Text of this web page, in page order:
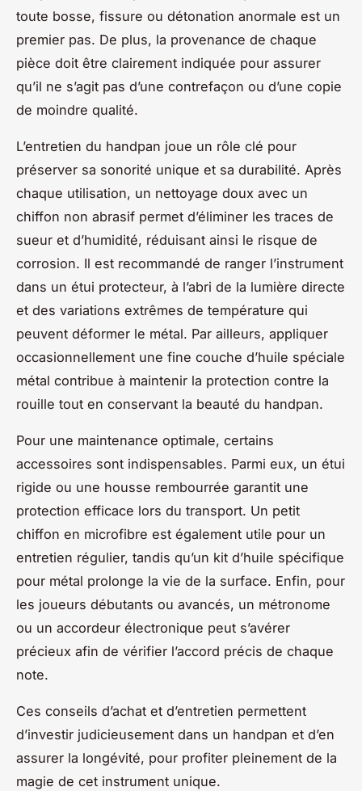
toute bosse, fissure ou détonation anormale est un
premier pas. De plus, la provenance de chaque
pièce doit être clairement indiquée pour assurer
qu’il ne s’agit pas d’une contrefaçon ou d’une copie
de moindre qualité.
L’entretien du handpan joue un rôle clé pour
préserver sa sonorité unique et sa durabilité. Après
chaque utilisation, un nettoyage doux avec un
chiffon non abrasif permet d’éliminer les traces de
sueur et d’humidité, réduisant ainsi le risque de
corrosion. Il est recommandé de ranger l’instrument
dans un étui protecteur, à l’abri de la lumière directe
et des variations extrêmes de température qui
peuvent déformer le métal. Par ailleurs, appliquer
occasionnellement une fine couche d’huile spéciale
métal contribue à maintenir la protection contre la
rouille tout en conservant la beauté du handpan.
Pour une maintenance optimale, certains
accessoires sont indispensables. Parmi eux, un étui
rigide ou une housse rembourrée garantit une
protection efficace lors du transport. Un petit
chiffon en microfibre est également utile pour un
entretien régulier, tandis qu’un kit d’huile spécifique
pour métal prolonge la vie de la surface. Enfin, pour
les joueurs débutants ou avancés, un métronome
ou un accordeur électronique peut s’avérer
précieux afin de vérifier l’accord précis de chaque
note.
Ces conseils d’achat et d’entretien permettent
d’investir judicieusement dans un handpan et d’en
assurer la longévité, pour profiter pleinement de la
magie de cet instrument unique.